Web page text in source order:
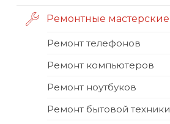
Ремонтные мастерские
Ремонт телефонов
Ремонт компьютеров
Ремонт ноутбуков
Ремонт бытовой техники